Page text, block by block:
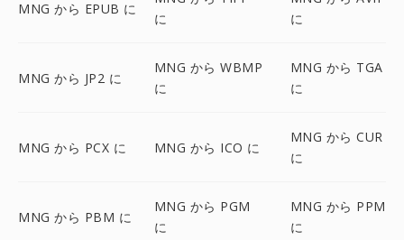
MNG から EPUB に
に
に
MNG から JP2 に
MNG から WBMP
に
MNG から TGA
に
MNG から PCX に MNG から ICO に
MNG から CUR
に
MNG から PBM に
MNG から PGM
に
MNG から PPM
に